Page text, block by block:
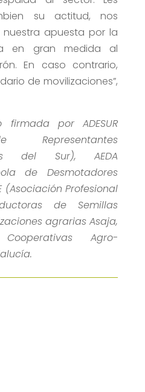
su actitud, nos
apuesta por la
en gran medida al
En caso contrario,
de movilizaciones”,
por ADESUR
Representantes
del Sur), AEDA
de Desmotadores
(Asociación Profesional
de Semillas
agrarias Asaja,
Agro-